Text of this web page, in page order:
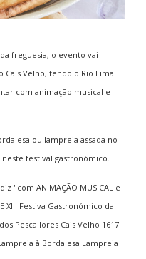
freguesia, o evento vai
Velho, tendo o Rio Lima
com animação musical e
ou lampreia assada no
festival gastronómico.